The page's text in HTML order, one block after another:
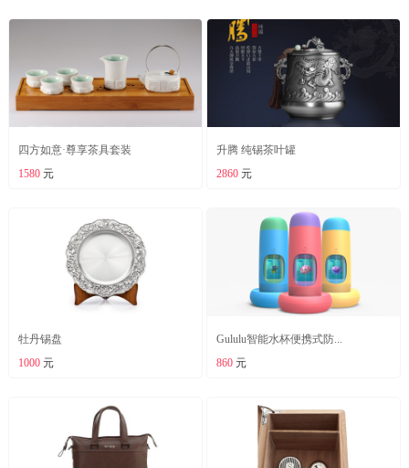
四方如意·尊享茶具套装
1580元
升腾 纯锡茶叶罐
2860 元
牡丹锡盘
1000元
Gululu智能水杯便携式防...
860 元